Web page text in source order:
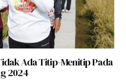
Ada Titip-Menitip Pada
2024